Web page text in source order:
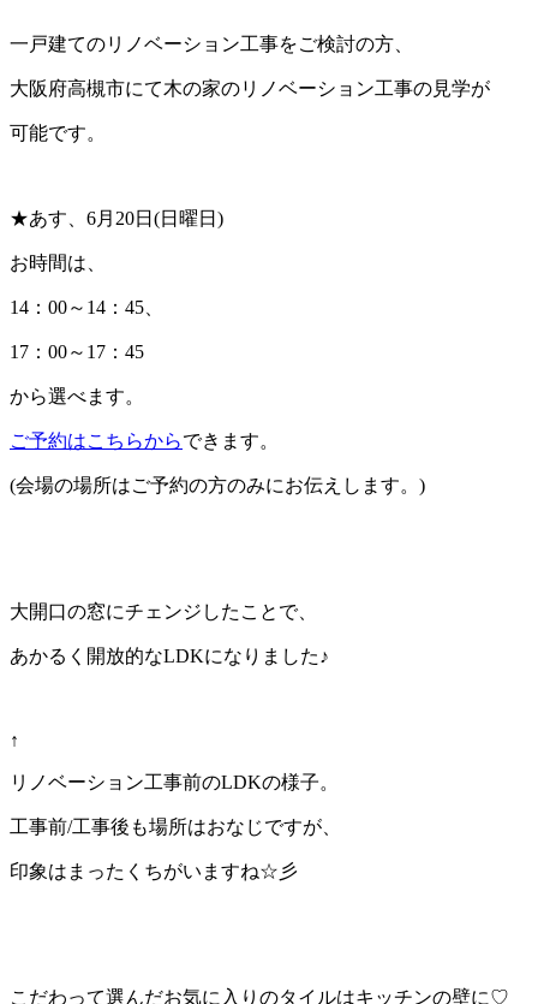
一戸建てのリノベーション工事をご検討の方、
大阪府高槻市にて木の家のリノベーション工事の見学が
可能です。
★あす、6月20日(日曜日)
お時間は、
14：00～14：45、
17：00～17：45
から選べます。
ご予約はこちらからできます。
(会場の場所はご予約の方のみにお伝えします。)
大開口の窓にチェンジしたことで、
あかるく開放的なLDKになりました♪
↑
リノベーション工事前のLDKの様子。
工事前/工事後も場所はおなじですが、
印象はまったくちがいますね☆彡
こだわって選んだお気に入りのタイルはキッチンの壁に♡